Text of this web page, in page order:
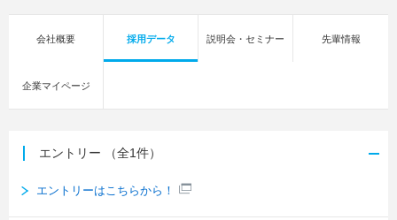
会社概要 採用データ 説明会・セミナー 先輩情報
企業マイページ
エントリー （全1件）
エントリーはこちらから！